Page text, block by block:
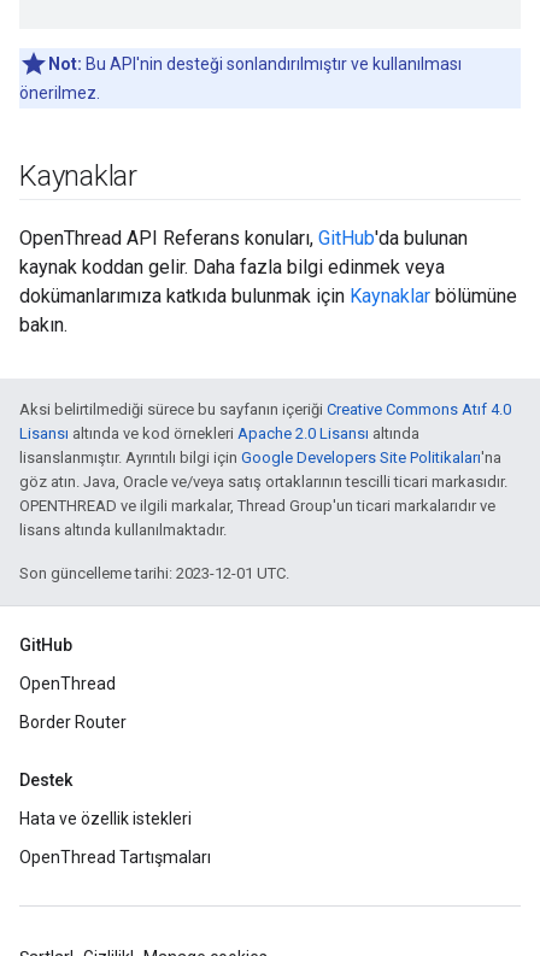
Not: Bu API'nin desteği sonlandırılmıştır ve kullanılması
önerilmez.
Kaynaklar
OpenThread API Referans konuları, GitHub'da bulunan
kaynak koddan gelir. Daha fazla bilgi edinmek veya
dokümanlarımıza katkıda bulunmak için Kaynaklar bölümüne
bakın.
Aksi belirtilmediği sürece bu sayfanın içeriği Creative Commons Atıf 4.0
Lisansı altında ve kod örnekleri Apache 2.0 Lisansı altında
lisanslanmıştır. Ayrıntılı bilgi için Google Developers Site Politikaları'na
göz atın. Java, Oracle ve/veya satış ortaklarının tescilli ticari markasıdır.
OPENTHREAD ve ilgili markalar, Thread Group'un ticari markalarıdır ve
lisans altında kullanılmaktadır.
Son güncelleme tarihi: 2023-12-01 UTC.
GitHub
OpenThread
Border Router
Destek
Hata ve özellik istekleri
OpenThread Tartışmaları